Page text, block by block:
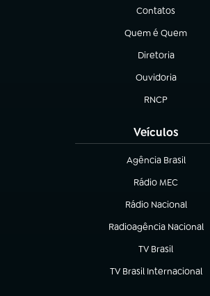
Contatos
(abre em nova
Quem é Quem
(abre em nova aba)
Diretoria
(abre em nova
Ouvidoria
(abre em nova aba)
RNCP
(abre em nova
Veículos
Agência Brasil
(abre em nova aba)
Rádio MEC
Rádio Nacional
(abre em nova aba)
Radioagência Nacional
(abre em nova aba)
TV Brasil
(abre em nova
TV Brasil Internacional
(abre em nova aba)